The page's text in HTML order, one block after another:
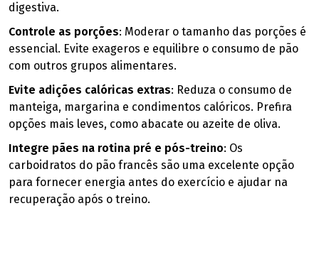
digestiva.
Controle as porções: Moderar o tamanho das porções é
essencial. Evite exageros e equilibre o consumo de pão
com outros grupos alimentares.
Evite adições calóricas extras: Reduza o consumo de
manteiga, margarina e condimentos calóricos. Prefira
opções mais leves, como abacate ou azeite de oliva.
Integre pães na rotina pré e pós-treino: Os
carboidratos do pão francês são uma excelente opção
para fornecer energia antes do exercício e ajudar na
recuperação após o treino.